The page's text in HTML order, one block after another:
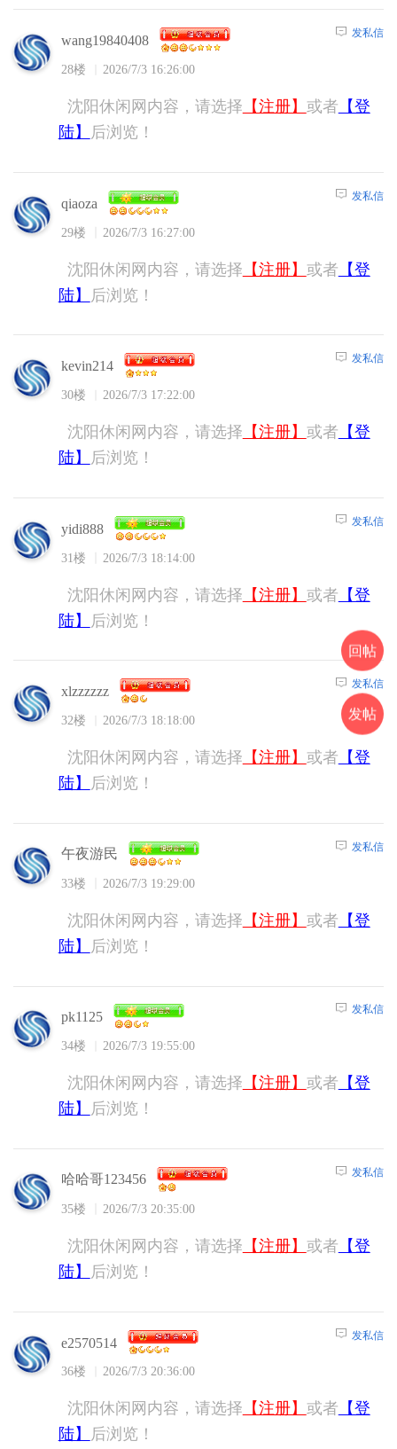
wang19840408
28楼 2026/7/3 16:26:00
发私信
沈阳休闲网内容，请选择 【注册】 或者 【登
陆】
后浏览！
qiaoza
29楼 2026/7/3 16:27:00
发私信
沈阳休闲网内容，请选择 【注册】 或者 【登
陆】
后浏览！
kevin214
30楼 2026/7/3 17:22:00
发私信
沈阳休闲网内容，请选择 【注册】 或者 【登
陆】
后浏览！
yidi888
31楼 2026/7/3 18:14:00
发私信
沈阳休闲网内容，请选择 【注册】 或者 【登
陆】
后浏览！
xlzzzzzz
32楼 2026/7/3 18:18:00
发私信
沈阳休闲网内容，请选择 【注册】 或者 【登
陆】
后浏览！
午夜游民
33楼 2026/7/3 19:29:00
发私信
沈阳休闲网内容，请选择 【注册】 或者 【登
陆】
后浏览！
pk1125
34楼 2026/7/3 19:55:00
发私信
沈阳休闲网内容，请选择 【注册】 或者 【登
陆】
后浏览！
哈哈哥123456
35楼 2026/7/3 20:35:00
发私信
沈阳休闲网内容，请选择 【注册】 或者 【登
陆】
后浏览！
e2570514
36楼 2026/7/3 20:36:00
发私信
沈阳休闲网内容，请选择 【注册】 或者 【登
陆】
后浏览！
回帖
发帖